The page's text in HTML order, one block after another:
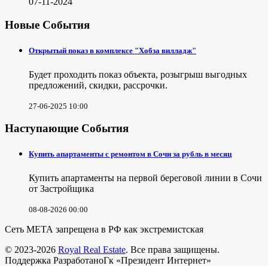
Новые События
Открытый показ в комплексе "Хобза вилладж"
Будет проходить показ объекта, розыгрыш выгодных
предложений, скидки, рассрочки.
27-06-2025 10:00
Наступающие События
Купить апартаменты с ремонтом в Сочи за рубль в месяц
Купить апартаменты на первой береговой линии в Сочи
от Застройщика
08-08-2026 00:00
Сеть МЕТА запрещена в РФ как экстремистская
© 2023-2026 Royal Real Estate. Все права защищены.
Поддержка РазработаноГк «Президент Интернет»